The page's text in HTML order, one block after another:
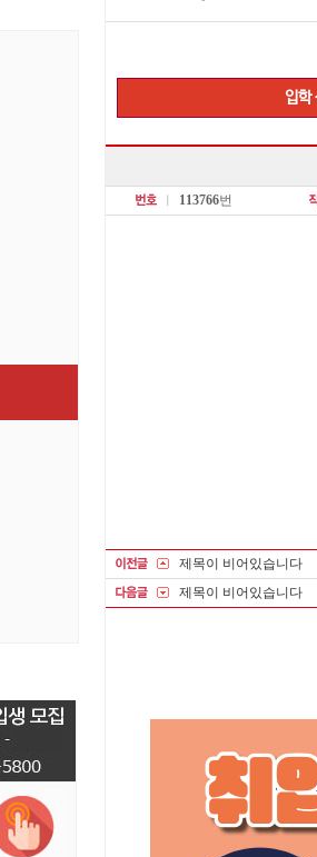
입학
113766번
제목이 비어있습니다
제목이 비어있습니다